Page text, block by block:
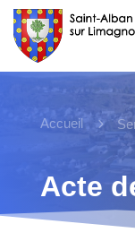
Accueil 5
Acte